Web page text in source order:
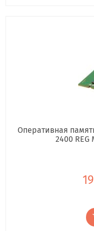
Оперативная
2400 REG